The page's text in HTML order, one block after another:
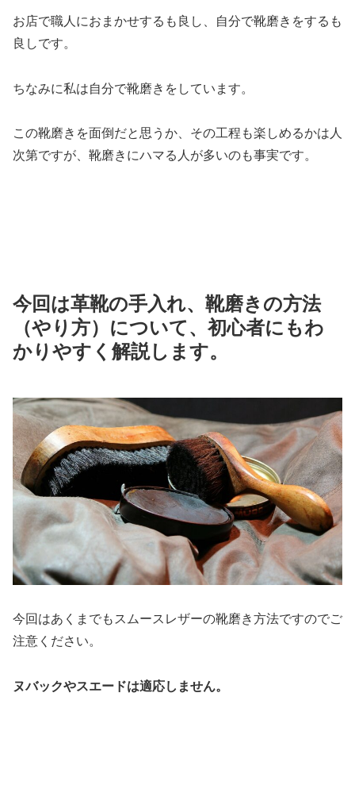
お店で職人におまかせするも良し、自分で靴磨きをするも
良しです。
ちなみに私は自分で靴磨きをしています。
この靴磨きを面倒だと思うか、その工程も楽しめるかは人
次第ですが、靴磨きにハマる人が多いのも事実です。
今回は革靴の手入れ、靴磨きの方法
（やり方）について、初心者にもわ
かりやすく解説します。
今回はあくまでもスムースレザーの靴磨き方法ですのでご
注意ください。
ヌバックやスエードは適応しません。